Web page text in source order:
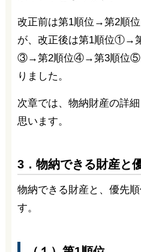
改正前は第1順位→第2順
が、改正後は第1順位①→
③→第2順位④→第3順位⑤
りました。
次章では、物納財産の詳
思います。
3．物納できる財産と
物納できる財産と、優先
す。